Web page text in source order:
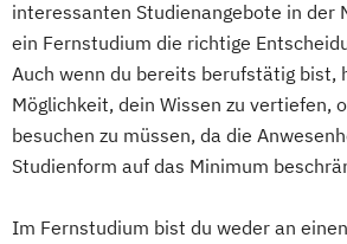
Entrepreneurship (DE/EN)
Ernährungswissenschaften
Eventmanagement
Facility
Finance
Accounting und Taxation (DE/
Finanzmanagement für
für technische Produkte und
Kindheitspädagogik
Kommunikationsdesign
Komplementäre Heilverfahren
Schmerztherapie
i.V.
interessanten Studienangebote in der
ein Fernstudium die richtige
Auch wenn du bereits berufstätig bist,
Möglichkeit, dein Wissen zu vertiefen,
besuchen zu müssen, da die
Studienform auf das Minimum
Im Fernstudium bist du weder an